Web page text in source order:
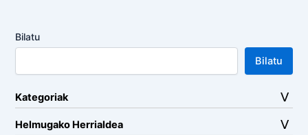
Bilatu
Bilatu
Kategoriak
Helmugako Herrialdea